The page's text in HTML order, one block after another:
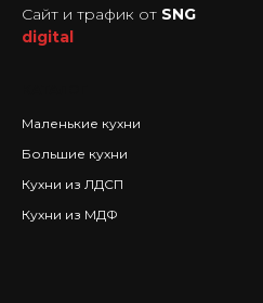
Сайт и трафик от SNG
digital
Маленькие кухни
Большие кухни
Кухни из ЛДСП
Кухни из МДФ